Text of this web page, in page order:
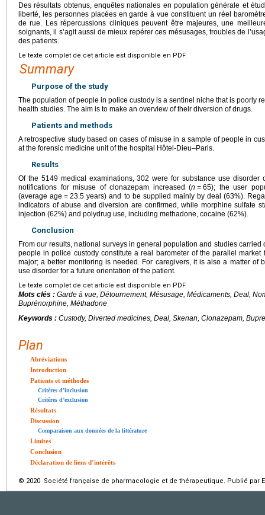
Des résultats obtenus, enquêtes nationales en population générale et
liberté, les personnes placées en garde à vue constituent un réel
de rue. Les répercussions cliniques peuvent être majeures, une
soignants, il s’agit aussi de mieux repérer ces mésusages, troubles de
des patients.
Le texte complet de cet article est disponible en PDF.
Summary
Purpose of the study
The population of people in police custody is a sentinel niche that is poorly
health studies. The aim is to make an overview of their diversion of drugs.
Patients and methods
A retrospective study based on cases of misuse in a sample of people in
at the forensic medicine unit of the hospital Hôtel-Dieu–Paris.
Results
Of the 5149 medical examinations, 302 were for substance use
notifications for misuse of clonazepam increased (n = 65); the user
(average age = 23.5 years) and to be supplied mainly by deal (63%).
indicators of abuse and diversion are confirmed, while morphine sulfate
injection (62%) and polydrug use, including methadone, cocaine (62%).
Conclusion
From our results, national surveys in general population and studies carried
people in police custody constitute a real barometer of the parallel
major; a better monitoring is needed. For caregivers, it is also a matter of
use disorder for a future orientation of the patient.
Le texte complet de cet article est disponible en PDF.
Mots clés : Garde à vue, Détournement, Mésusage, Médicaments, Deal,
Buprénorphine, Méthadone
Keywords : Custody, Diverted medicines, Deal, Skenan, Clonazepam,
Plan
Abréviations
Introduction
Patients et méthodes
Critères d’inclusion
Critères d’exclusion
Résultats
Discussion
Comparaison aux données de la littérature
Limites
Conclusion
Déclaration de liens d’intérêts
© 2020 Société française de pharmacologie et de thérapeutique. Publié par